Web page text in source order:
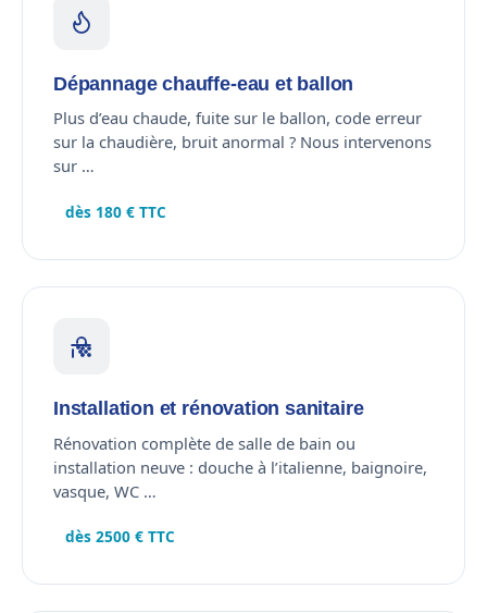
Dépannage chauffe-eau et ballon
Plus d’eau chaude, fuite sur le ballon, code erreur
sur la chaudière, bruit anormal ? Nous intervenons
sur …
dès 180 € TTC
Installation et rénovation sanitaire
Rénovation complète de salle de bain ou
installation neuve : douche à l’italienne, baignoire,
vasque, WC …
dès 2500 € TTC